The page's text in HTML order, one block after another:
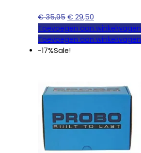
€35,95 Oorspronkelijke
prijs
was:
€ 35,95.
€ 29,50
prijs
is:
Toevoegen aan winkelwagen
Toevoegen aan winkelwagen
-17%Sale!